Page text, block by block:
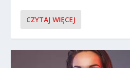
CZYTAJ WIĘCEJ